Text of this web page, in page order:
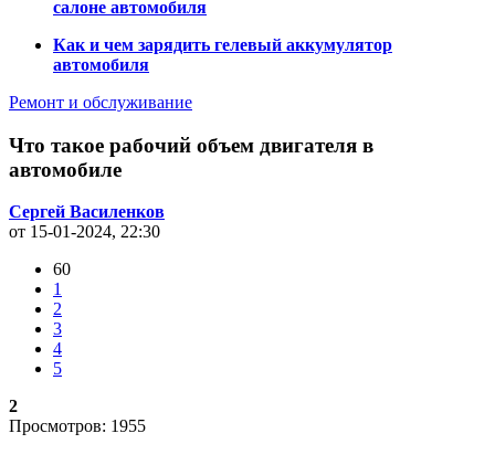
салоне автомобиля
Как и чем зарядить гелевый аккумулятор
автомобиля
Ремонт и обслуживание
Что такое рабочий объем двигателя в
автомобиле
Сергей Василенков
от 15-01-2024, 22:30
60
1
2
3
4
5
2
Просмотров: 1955